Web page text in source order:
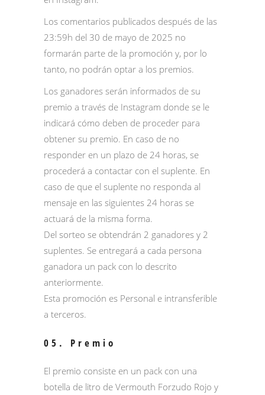
Los comentarios publicados después de las
23:59h del 30 de mayo de 2025 no
formarán parte de la promoción y, por lo
tanto, no podrán optar a los premios.
Los ganadores serán informados de su
premio a través de Instagram donde se le
indicará cómo deben de proceder para
obtener su premio. En caso de no
responder en un plazo de 24 horas, se
procederá a contactar con el suplente. En
caso de que el suplente no responda al
mensaje en las siguientes 24 horas se
actuará de la misma forma.
Del sorteo se obtendrán 2 ganadores y 2
suplentes. Se entregará a cada persona
ganadora un pack con lo descrito
anteriormente.
Esta promoción es Personal e intransferible
a terceros.
05. Premio
El premio consiste en un pack con una
botella de litro de Vermouth Forzudo Rojo y